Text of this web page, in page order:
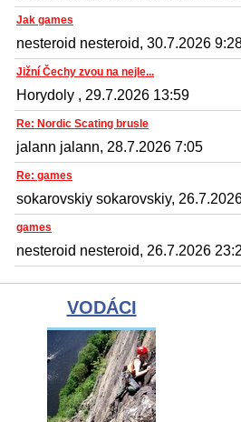
Jak games
nesteroid nesteroid, 30.7.2026
Jižní Čechy zvou na nejle...
Horydoly , 29.7.2026 13:59
Re: Nordic Scating brusle
jalann jalann, 28.7.2026 7:05
Re: games
sokarovskiy sokarovskiy,
games
nesteroid nesteroid, 26.7.2026
VODÁCI